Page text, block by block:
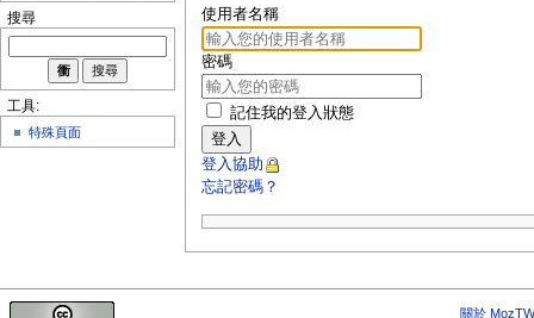
使用者名稱
密碼
記住我的登入狀態
登入
登入協助
忘記密碼？
搜尋
工具:
特殊頁面
關於